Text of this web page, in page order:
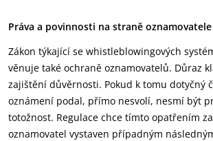
Práva a povinnosti na straně oznamovatele
Zákon týkající se whistleblowingových
věnuje také ochraně oznamovatelů. Důraz
zajištění důvěrnosti. Pokud k tomu dotyčný
oznámení podal, přímo nesvolí, nesmí být
totožnost. Regulace chce tímto opatřením
oznamovatel vystaven případným